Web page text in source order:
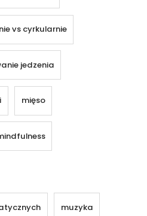
vs cyrkularnie
jedzenia
mięso
muzyka